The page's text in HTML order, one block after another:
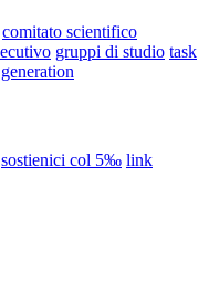
comitato scientifico
gruppi di studio task
sostienici col 5‰ link